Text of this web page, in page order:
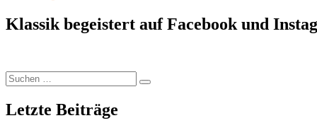
Klassik begeistert auf Facebook und
Suchen
nach:
Suchen
Letzte Beiträge